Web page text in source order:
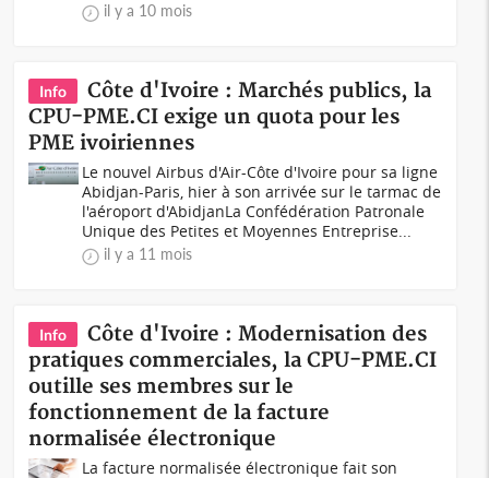
il y a 10 mois
Info
Côte d'Ivoire : Marchés publics, la
CPU-PME.CI exige un quota pour les
PME ivoiriennes
Le nouvel Airbus d'Air-Côte d'Ivoire pour sa ligne
Abidjan-Paris, hier à son arrivée sur le tarmac de
l'aéroport d'AbidjanLa Confédération Patronale
Unique des Petites et Moyennes Entreprise...
il y a 11 mois
Info
Côte d'Ivoire : Modernisation des
pratiques commerciales, la CPU-PME.CI
outille ses membres sur le
fonctionnement de la facture
normalisée électronique
La facture normalisée électronique fait son